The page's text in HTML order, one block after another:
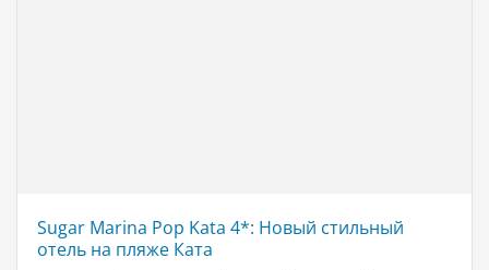
Sugar Marina Pop Kata 4*: Новый стильный
отель на пляже Ката